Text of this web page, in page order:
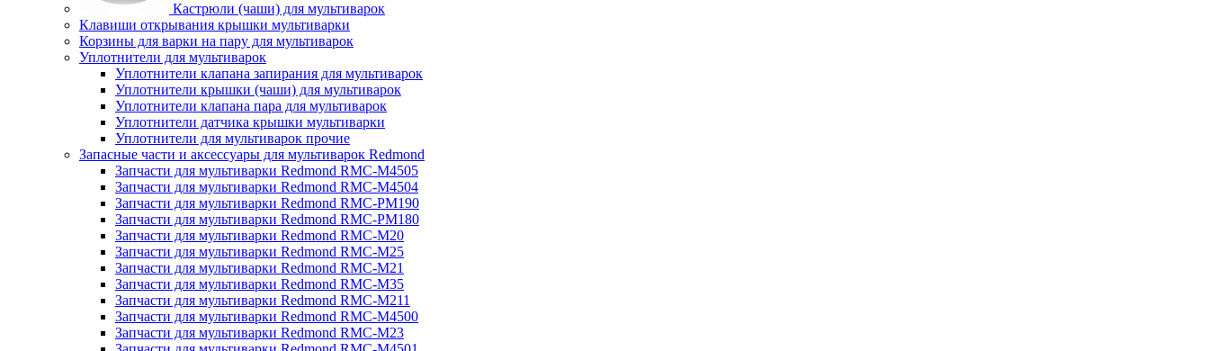
Кастрюли (чаши) для мультиварок
Клавиши открывания крышки мультиварки
Корзины для варки на пару для мультиварок
Уплотнители для мультиварок
Уплотнители клапана запирания для мультиварок
Уплотнители крышки (чаши) для мультиварок
Уплотнители клапана пара для мультиварок
Уплотнители датчика крышки мультиварки
Уплотнители для мультиварок прочие
Запасные части и аксессуары для мультиварок Redmond
Запчасти для мультиварки Redmond RMC-M4505
Запчасти для мультиварки Redmond RMC-M4504
Запчасти для мультиварки Redmond RMC-PM190
Запчасти для мультиварки Redmond RMC-PM180
Запчасти для мультиварки Redmond RMC-M20
Запчасти для мультиварки Redmond RMC-M25
Запчасти для мультиварки Redmond RMC-M21
Запчасти для мультиварки Redmond RMC-M35
Запчасти для мультиварки Redmond RMC-M211
Запчасти для мультиварки Redmond RMC-M4500
Запчасти для мультиварки Redmond RMC-M23